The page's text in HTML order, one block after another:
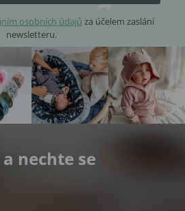
osobních údajů za účelem zaslání
newsletteru.
nechte se